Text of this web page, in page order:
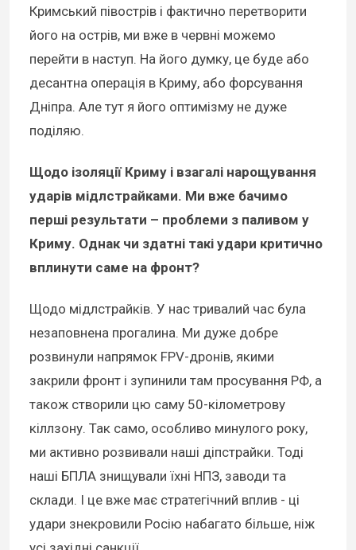
Кримський півострів і фактично перетворити
його на острів, ми вже в червні можемо
перейти в наступ. На його думку, це буде або
десантна операція в Криму, або форсування
Дніпра. Але тут я його оптимізму не дуже
поділяю.
Щодо ізоляції Криму і взагалі нарощування
ударів мідлстрайками. Ми вже бачимо
перші результати – проблеми з паливом у
Криму. Однак чи здатні такі удари критично
вплинути саме на фронт?
Щодо мідлстрайків. У нас тривалий час була
незаповнена прогалина. Ми дуже добре
розвинули напрямок FPV-дронів, якими
закрили фронт і зупинили там просування РФ, а
також створили цю саму 50-кілометрову
кіллзону. Так само, особливо минулого року,
ми активно розвивали наші діпстрайки. Тоді
наші БПЛА знищували їхні НПЗ, заводи та
склади. І це вже має стратегічний вплив - ці
удари знекровили Росію набагато більше, ніж